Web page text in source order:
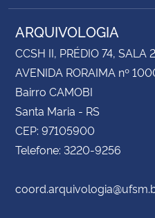
Planalto
ARQUIVOLOGIA
CCSH II, PRÉDIO 74, SALA
AVENIDA RORAIMA nº
Bairro CAMOBI
Santa Maria - RS
CEP: 97105900
Telefone: 3220-9256